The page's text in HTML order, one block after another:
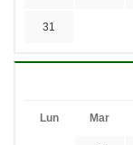
31
Lun Mar